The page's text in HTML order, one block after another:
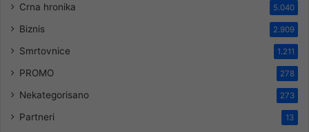
Crna hronika 5.040
Biznis 2.909
Smrtovnice 1.211
PROMO 278
Nekategorisano 273
Partneri 13